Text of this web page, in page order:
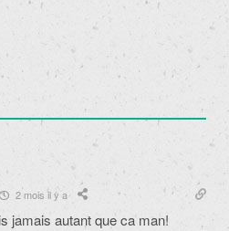
2 mois il y a
jamais autant que ca man!